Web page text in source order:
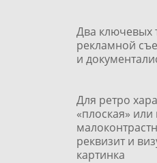
Два ключевых
рекламной
и
Для ретро
«плоская»
реквизит и
картинка